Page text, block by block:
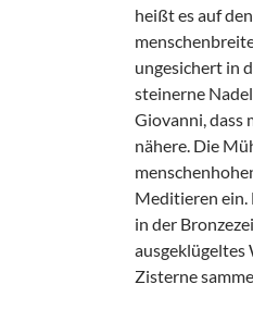
heißt es auf
ungesichert in
steinerne
Giovanni, dass
nähere. Die
Meditieren ein.
in der
ausgeklügeltes
Zisterne